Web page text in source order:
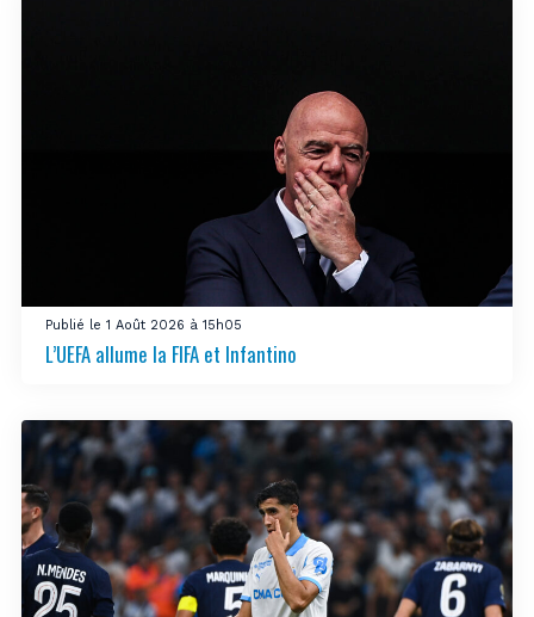
Publié le 1 Août 2026 à 15h05
L’UEFA allume la FIFA et Infantino